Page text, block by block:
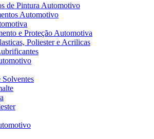
de Pintura Automotivo
Automotivo
e Proteção Automotiva
Poliester e Acrilicas